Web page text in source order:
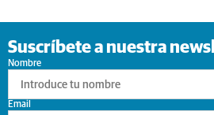
Suscríbete a nuestra
Nombre
Email